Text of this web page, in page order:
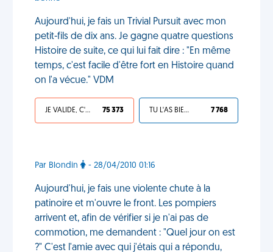
Aujourd'hui, je fais un Trivial Pursuit avec mon
petit-fils de dix ans. Je gagne quatre questions
Histoire de suite, ce qui lui fait dire : "En même
temps, c'est facile d'être fort en Histoire quand
on l'a vécue." VDM
JE VALIDE, C'EST UNE VDM 75 373 TU L'AS BIEN MÉRITÉ 7 768
Par Blondin - 28/04/2010 01:16
Aujourd'hui, je fais une violente chute à la
patinoire et m'ouvre le front. Les pompiers
arrivent et, afin de vérifier si je n'ai pas de
commotion, me demandent : "Quel jour on est
?" C'est l'amie avec qui j'étais qui a répondu,